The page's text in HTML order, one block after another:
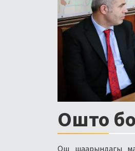
Ошто
Ош шаарындагы